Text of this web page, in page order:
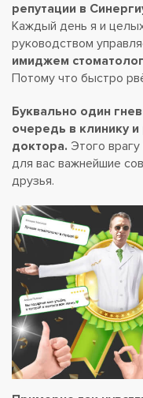
репутации в
Каждый день я и
руководством
имиджем
Потому что быстро
Буквально один
очередь в клинику
доктора. Этого
для вас важнейшие
друзья.